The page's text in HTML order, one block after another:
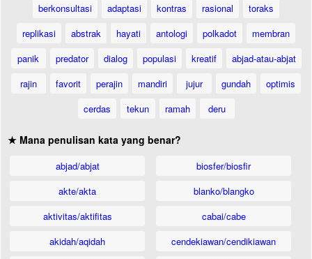
berkonsultasi
adaptasi kontras rasional
toraks
replikasi
abstrak hayati antologi polkadot
membran
panik
predator dialog populasi kreatif
abjad-atau-abjat
rajin
favorit perajin mandiri jujur gundah
optimis
cerdas
tekun ramah deru
★ Mana penulisan kata yang benar?
abjad/abjat
akte/akta
aktivitas/aktifitas
akidah/aqidah
biosfer/biosfir
blanko/blangko
cabai/cabe
cendekiawan/cendikiawan